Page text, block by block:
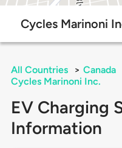
Cycles Marinoni
All Countries > Canada
Cycles Marinoni Inc.
EV Charging
Information